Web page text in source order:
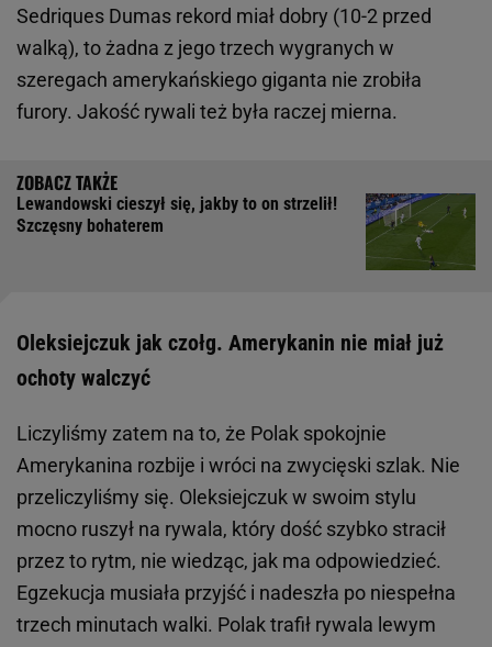
Sedriques Dumas rekord miał dobry (10-2 przed
walką), to żadna z jego trzech wygranych w
szeregach amerykańskiego giganta nie zrobiła
furory. Jakość rywali też była raczej mierna.
Lewandowski cieszył się, jakby to on strzelił!
Szczęsny bohaterem
Oleksiejczuk jak czołg. Amerykanin nie miał już
ochoty walczyć
Liczyliśmy zatem na to, że Polak spokojnie
Amerykanina rozbije i wróci na zwycięski szlak. Nie
przeliczyliśmy się. Oleksiejczuk w swoim stylu
mocno ruszył na rywala, który dość szybko stracił
przez to rytm, nie wiedząc, jak ma odpowiedzieć.
Egzekucja musiała przyjść i nadeszła po niespełna
trzech minutach walki. Polak trafił rywala lewym